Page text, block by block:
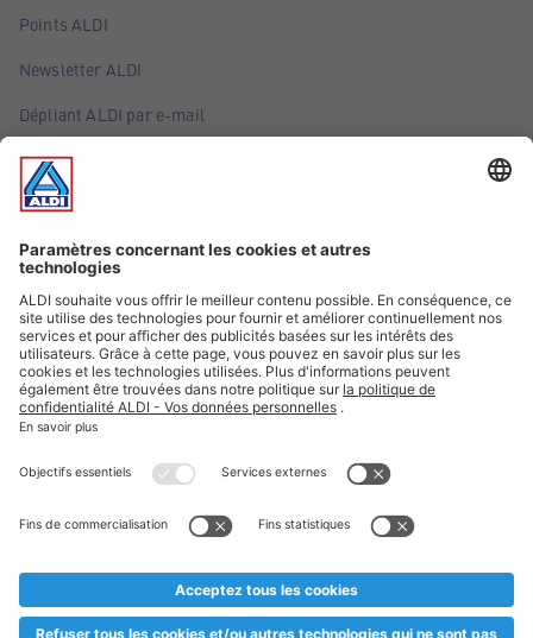
Points ALDI
Newsletter ALDI
Dépliant ALDI par e-mail
Offres
Infos essentielles
Suivez ALDI Belgique
Textes marqués d'un astérisque et mentions légales
* Nous vendons ces articles temporairement et jusqu'à
au cas où, malgré le planning bien étudié, nous serions
prématurément en rupture de stock. Prix Recupel et TVA incl.
** Sur ce site, l’utilisation de la forme masculine a été adoptée